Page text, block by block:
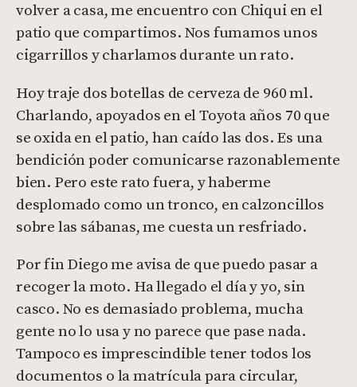
volver a casa, me encuentro con Chiqui en el
patio que compartimos. Nos fumamos unos
cigarrillos y charlamos durante un rato.
Hoy traje dos botellas de cerveza de 960 ml.
Charlando, apoyados en el Toyota años 70 que
se oxida en el patio, han caído las dos. Es una
bendición poder comunicarse razonablemente
bien. Pero este rato fuera, y haberme
desplomado como un tronco, en calzoncillos
sobre las sábanas, me cuesta un resfriado.
Por fin Diego me avisa de que puedo pasar a
recoger la moto. Ha llegado el día y yo, sin
casco. No es demasiado problema, mucha
gente no lo usa y no parece que pase nada.
Tampoco es imprescindible tener todos los
documentos o la matrícula para circular,